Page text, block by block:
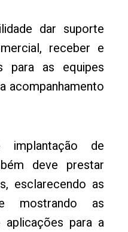
dar suporte
receber e
para as equipes
acompanhamento
de
deve prestar
esclarecendo as
mostrando as
para a